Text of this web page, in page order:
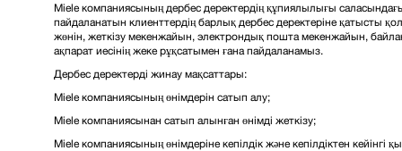
Miele компаниясының дербес деректердің құпиялылығы
пайдаланатын клиенттердің барлық дербес деректеріне қатысты
жөнін, жеткізу мекенжайын, электрондық пошта мекенжайын,
ақпарат иесінің жеке рұқсатымен ғана пайдаланамыз.
Дербес деректерді жинау мақсаттары:
Miele компаниясының өнімдерін сатып алу;
Miele компаниясынан сатып алынған өнімді жеткізу;
Miele компаниясының өнімдеріне кепілдік және кепілдіктен кейінгі